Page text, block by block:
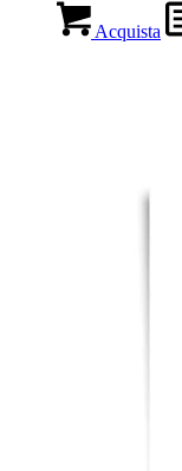
Acquista